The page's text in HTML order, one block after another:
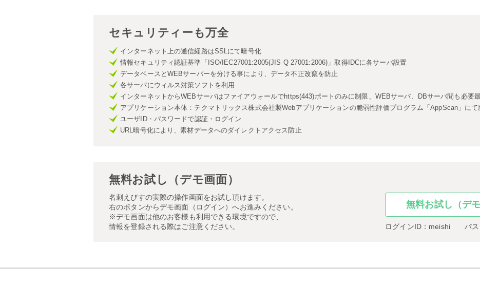
セキュリティーも万全
インターネット上の通信経路はSSLにて暗号化
情報セキュリティ認証基準「ISO/IEC27001:2005(JIS Q 27001:2006)」取得IDCに各サーバ設置
データベースとWEBサーバーを分ける事により、データ不正改竄を防止
各サーバにウィルス対策ソフトを利用
インターネットからWEBサーバはファイアウォールでhttps(443)ポートのみに制限、WEBサーバ、DBサーバ間も必要
アプリケーション本体：テクマトリックス株式会社製Webアプリケーションの脆弱性評価プログラム「AppScan」に
ユーザID・パスワードで認証・ログイン
URL暗号化により、素材データへのダイレクトアクセス防止
無料お試し（デモ画面）
無料お試し（デモ
ログインID：meishi パス
名刺えびすの実際の操作画面をお試し頂けます。
右のボタンからデモ画面（ログイン）へお進みください。
※デモ画面は他のお客様も利用できる環境ですので、
情報を登録される際はご注意ください。